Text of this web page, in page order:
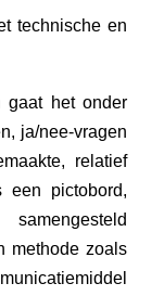
technische en
gaat het onder
ja/nee-vragen
relatief
een pictobord,
methode zoals